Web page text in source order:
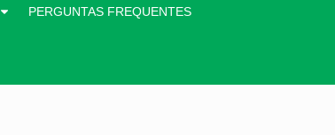
PERGUNTAS FREQUENTES